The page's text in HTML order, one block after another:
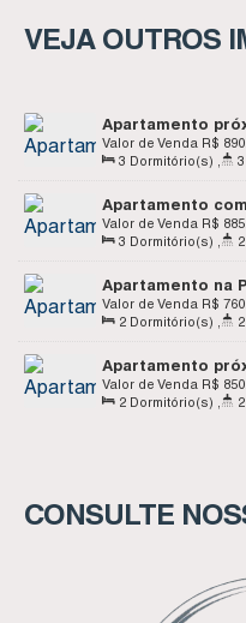
VEJA OUTROS
Apartamento
Home Club -R$
Valor de Venda
Brasil
3 Dormitório(s) 3
Apartamento
Rebecca -
R$
Valor de Venda
Brasil
3 Dormitório(s) 2
Apartamento na
Club - Apto B813
R$
Valor de Venda
Imbituba, Santa
2 Dormitório(s) 2
Apartamento
Sonata - Centro
R$
Valor de Venda
Brasil
2 Dormitório(s) 2
CONSULTE